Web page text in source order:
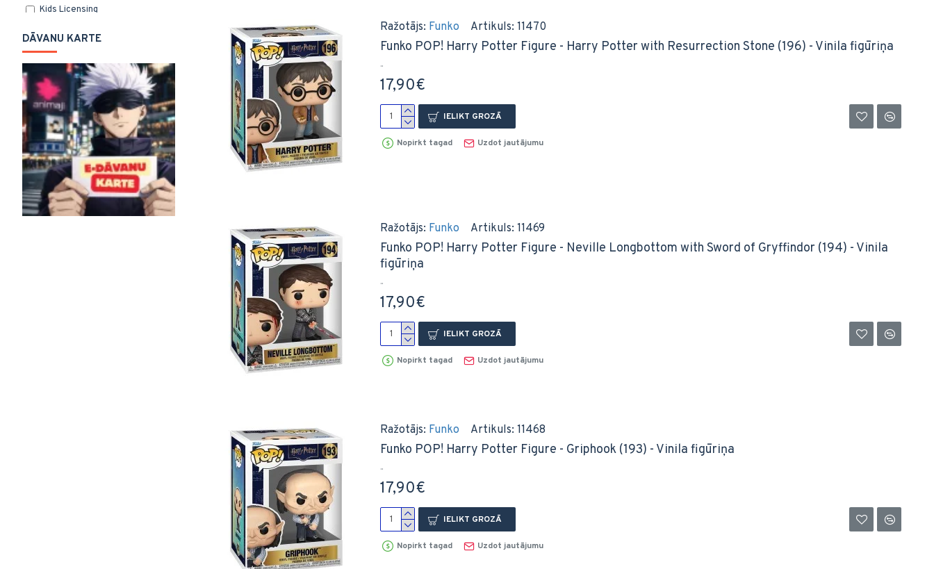
Kids Licensing
Play by Play
Pop Mart
Pyramid
Stor
Warner Bros
DĀVANU KARTE
Ražotājs: Funko Artikuls: 11470
Funko POP! Harry Potter Figure - Harry Potter with Resurrection Stone (196) - Vinila figūriņa
..
17,90€
IELIKT GROZĀ
Nopirkt tagad Uzdot jautājumu
Ražotājs: Funko Artikuls: 11469
Funko POP! Harry Potter Figure - Neville Longbottom with Sword of Gryffindor (194) - Vinila
figūriņa
..
17,90€
IELIKT GROZĀ
Nopirkt tagad Uzdot jautājumu
Ražotājs: Funko Artikuls: 11468
Funko POP! Harry Potter Figure - Griphook (193) - Vinila figūriņa
..
17,90€
IELIKT GROZĀ
Nopirkt tagad Uzdot jautājumu